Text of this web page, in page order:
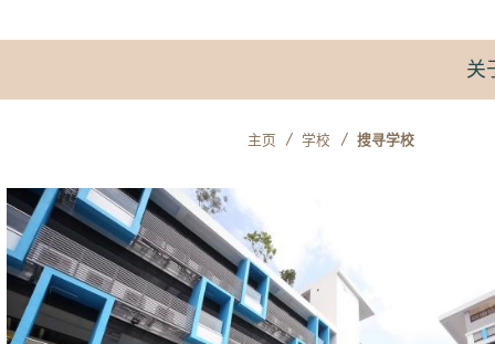
关
主页 学校 搜寻学校